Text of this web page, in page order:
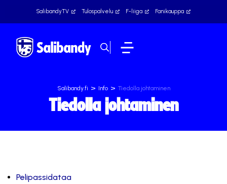
SalibandyTV Tulospalvelu F-liiga Fanikauppa
Salibandy.fi > Info > Tiedolla johtaminen
Tiedolla johtaminen
Pelipassidataa